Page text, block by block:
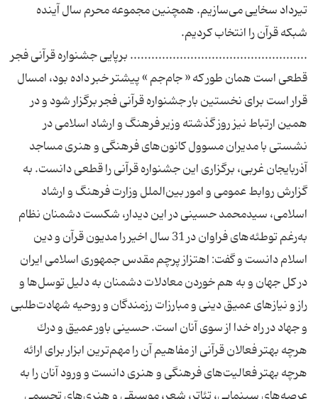
تیرداد سخایی می‌سازیم. همچنین مجموعه محرم سال آینده
شبكه قرآن را انتخاب كردیم.
.................................................. برپایی جشنواره قرآنی فجر
قطعی است همان طور كه « جام‌جم » پیشتر خبر داده بود، امسال
قرار است برای نخستین بار جشنواره قرآنی فجر برگزار شود و در
همین ارتباط نیز روز گذشته وزیر فرهنگ و ارشاد اسلامی در
نشستی با مدیران مسوول كانون‌های فرهنگی و هنری مساجد
آذربایجان غربی، برگزاری این جشنواره قرآنی را قطعی دانست. به
گزارش روابط عمومی و امور بین‌الملل وزارت فرهنگ و ارشاد
اسلامی، سیدمحمد حسینی در این دیدار، شكست دشمنان نظام
به‌رغم توطئه‌های فراوان در 31 سال اخیر را مدیون قرآن و دین
اسلام دانست و گفت: اهتزاز پرچم مقدس جمهوری اسلامی ایران
در كل جهان و به هم خوردن معادلات دشمنان به دلیل توسل‌ها و
راز و نیازهای عمیق دینی و مبارزات رزمندگان و روحیه شهادت‌طلبی
و جهاد در راه خدا از سوی آنان است. حسینی باور عمیق و درك
هرچه بهتر فعالان قرآنی از مفاهیم آن را مهم‌ترین ابزار برای ارائه
هرچه بهتر فعالیت‌های فرهنگی و هنری دانست و ورود آنان را به